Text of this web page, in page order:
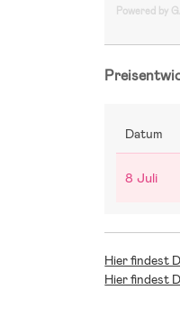
Powered by
Datum
8 Juli
Hier findest
Hier findest